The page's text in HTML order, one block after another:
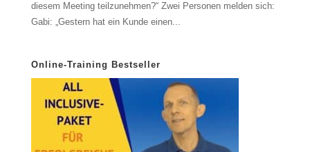
diesem Meeting teilzunehmen?“ Zwei Personen melden sich:
Gabi: „Gestern hat ein Kunde einen...
Online-Training Bestseller